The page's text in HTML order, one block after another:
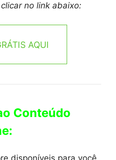
no link abaixo:
AQUI
Conteúdo